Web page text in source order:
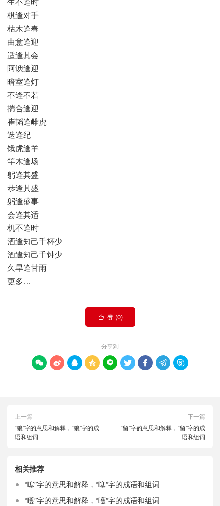
棋逢对手
枯木逢春
曲意逢迎
适逢其会
阿谀逢迎
暗室逢灯
不逢不若
揣合逢迎
崔韬逢雌虎
迭逢纪
饿虎逢羊
竿木逢场
躬逢其盛
恭逢其盛
躬逢盛事
会逢其适
机不逢时
酒逢知己千杯少
酒逢知己千钟少
久旱逢甘雨
更多…
 赞 (0)
分享到
        
上一篇
“狼”字的意思和解释，“狼”字的成
语和组词
下一篇
“留”字的意思和解释，“留”字的成
语和组词
相关推荐
“噻”字的意思和解释，“噻”字的成语和组词
“嚄”字的意思和解释，“嚄”字的成语和组词